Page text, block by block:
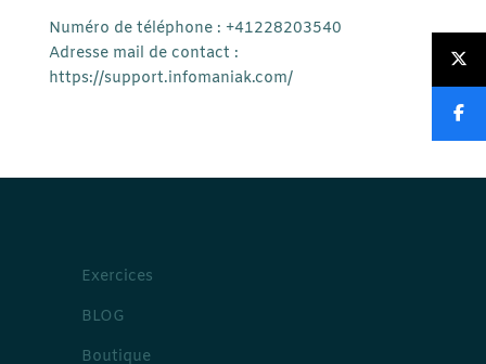
Numéro de téléphone : +41228203540
Adresse mail de contact :
https://support.infomaniak.com/
Exercices
BLOG
Boutique